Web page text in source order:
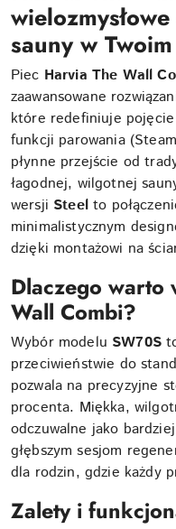
sauny w
Piec Harvia The Wall
zaawansowane
które redefiniuje
funkcji parowania
płynne przejście od
łagodnej, wilgotnej
wersji Steel to
minimalistycznym
dzięki montażowi na
Dlaczego warto
Wall Combi?
Wybór modelu SW70S
przeciwieństwie do
pozwala na precyzyjne
procenta. Miękka,
odczuwalne jako
głębszym sesjom
dla rodzin, gdzie każdy
Zalety i